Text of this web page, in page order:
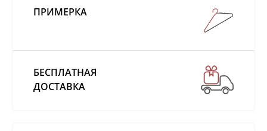
ПРИМЕРКА
БЕСПЛАТНАЯ
ДОСТАВКА